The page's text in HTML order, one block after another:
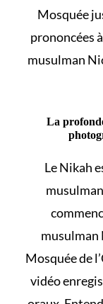
Mosquée
prononcées
musulman
La
LeNikah
musulman
Mosquée de
vidéo